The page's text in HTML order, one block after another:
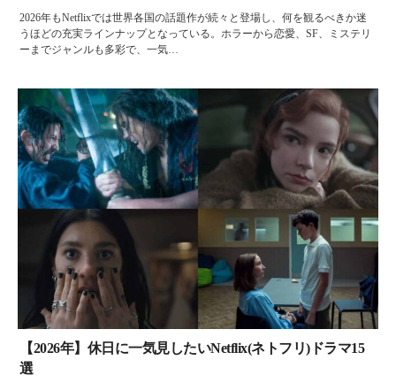
2026年もNetflixでは世界各国の話題作が続々と登場し、何を観るべきか迷
うほどの充実ラインナップとなっている。ホラーから恋愛、SF、ミステリ
ーまでジャンルも多彩で、一気…
【2026年】休日に一気見したいNetflix(ネトフリ)ドラマ15
選